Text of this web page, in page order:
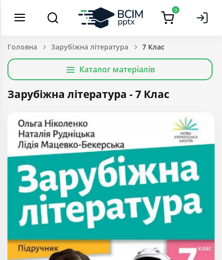
0
Головна Зарубіжна література 7 Клас
Каталог матеріалів
Зарубіжна література - 7 Клас